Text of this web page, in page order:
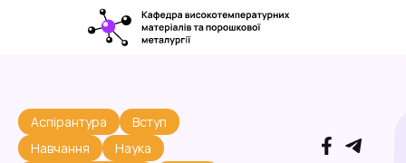
Аспірантура
Вступ
Навчання
Наука